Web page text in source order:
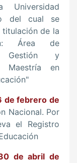
del cual se
de la
Área de
Gestión y
Maestría en
de febrero de
Nacional. Por
el Registro
de abril de